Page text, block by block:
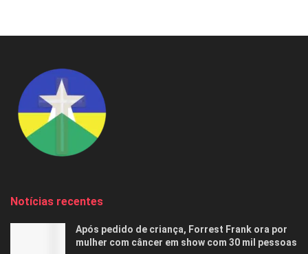
Notícias recentes
Após pedido de criança, Forrest Frank ora por
mulher com câncer em show com 30 mil pessoas